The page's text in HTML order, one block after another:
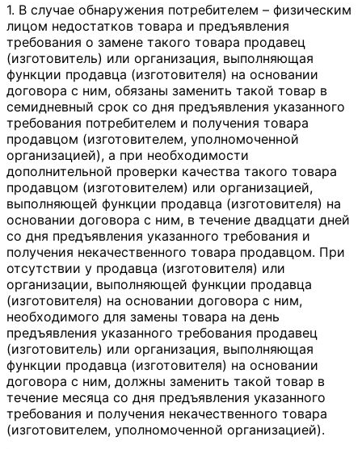
1. В случае обнаружения потребителем – физическим
лицом недостатков товара и предъявления
требования о замене такого товара продавец
(изготовитель) или организация, выполняющая
функции продавца (изготовителя) на основании
договора с ним, обязаны заменить такой товар в
семидневный срок со дня предъявления указанного
требования потребителем и получения товара
продавцом (изготовителем, уполномоченной
организацией), а при необходимости
дополнительной проверки качества такого товара
продавцом (изготовителем) или организацией,
выполняющей функции продавца (изготовителя) на
основании договора с ним, в течение двадцати дней
со дня предъявления указанного требования и
получения некачественного товара продавцом. При
отсутствии у продавца (изготовителя) или
организации, выполняющей функции продавца
(изготовителя) на основании договора с ним,
необходимого для замены товара на день
предъявления указанного требования продавец
(изготовитель) или организация, выполняющая
функции продавца (изготовителя) на основании
договора с ним, должны заменить такой товар в
течение месяца со дня предъявления указанного
требования и получения некачественного товара
(изготовителем, уполномоченной организацией).